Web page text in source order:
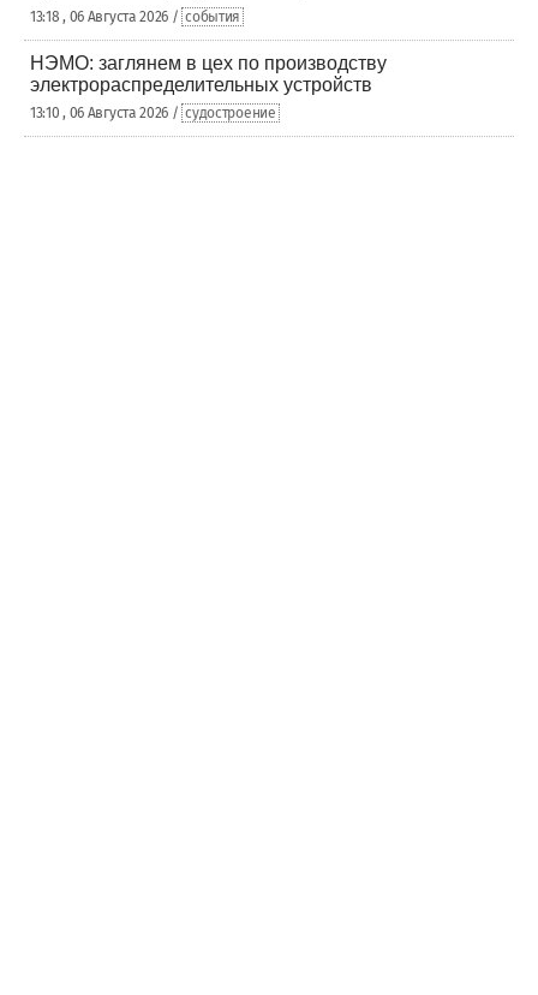
13:18 , 06 Августа 2026 / события
НЭМО: заглянем в цех по производству
электрораспределительных устройств
13:10 , 06 Августа 2026 / судостроение